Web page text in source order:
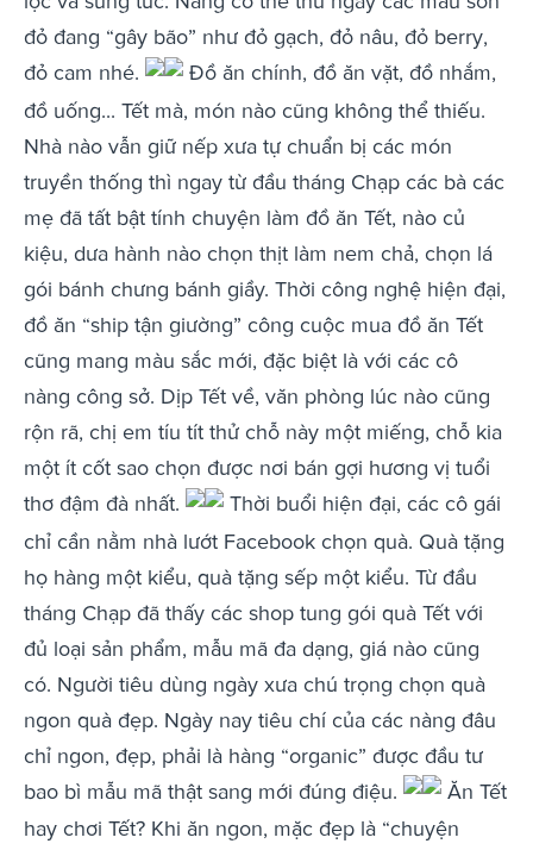
đỏ đang “gây bão” như đỏ gạch, đỏ nâu, đỏ berry,
đỏ cam nhé.
Đồ ăn chính, đồ ăn vặt, đồ nhắm,
đồ uống... Tết mà, món nào cũng không thể thiếu.
Nhà nào vẫn giữ nếp xưa tự chuẩn bị các món
truyền thống thì ngay từ đầu tháng Chạp các bà các
mẹ đã tất bật tính chuyện làm đồ ăn Tết, nào củ
kiệu, dưa hành nào chọn thịt làm nem chả, chọn lá
gói bánh chưng bánh giầy. Thời công nghệ hiện đại,
đồ ăn “ship tận giường” công cuộc mua đồ ăn Tết
cũng mang màu sắc mới, đặc biệt là với các cô
nàng công sở. Dịp Tết về, văn phòng lúc nào cũng
rộn rã, chị em tíu tít thử chỗ này một miếng, chỗ kia
một ít cốt sao chọn được nơi bán gợi hương vị tuổi
thơ đậm đà nhất.
Thời buổi hiện đại, các cô gái
chỉ cần nằm nhà lướt Facebook chọn quà. Quà tặng
họ hàng một kiểu, quà tặng sếp một kiểu. Từ đầu
tháng Chạp đã thấy các shop tung gói quà Tết với
đủ loại sản phẩm, mẫu mã đa dạng, giá nào cũng
có. Người tiêu dùng ngày xưa chú trọng chọn quà
ngon quà đẹp. Ngày nay tiêu chí của các nàng đâu
chỉ ngon, đẹp, phải là hàng “organic” được đầu tư
bao bì mẫu mã thật sang mới đúng điệu.
Ăn Tết
hay chơi Tết? Khi ăn ngon, mặc đẹp là “chuyện